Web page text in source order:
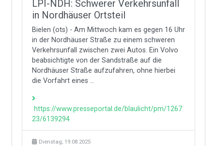
LPI-NDH: Schwerer Verkehrsunfall
in Nordhäuser Ortsteil
Bielen (ots) - Am Mittwoch kam es gegen 16 Uhr
in der Nordhäuser Straße zu einem schweren
Verkehrsunfall zwischen zwei Autos. Ein Volvo
beabsichtigte von der Sandstraße auf die
Nordhäuser Straße aufzufahren, ohne hierbei
die Vorfahrt eines ...
https://www.presseportal.de/blaulicht/pm/1267
23/6139294
Dienstag, 19.08.2025